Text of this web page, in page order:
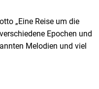
„Eine Reise um die
Epochen und
Melodien und viel